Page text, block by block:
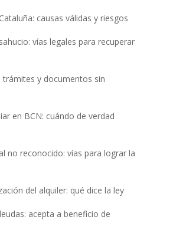
causas válidas y riesgos
vías legales para recuperar
trámites y documentos sin
en BCN: cuándo de verdad
no reconocido: vías para lograr la
del alquiler: qué dice la ley
acepta a beneficio de